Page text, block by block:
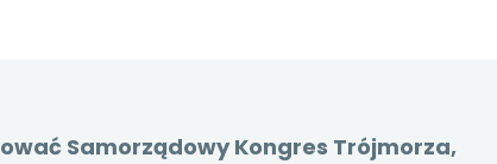
Samorządowy Kongres Trójmorza,